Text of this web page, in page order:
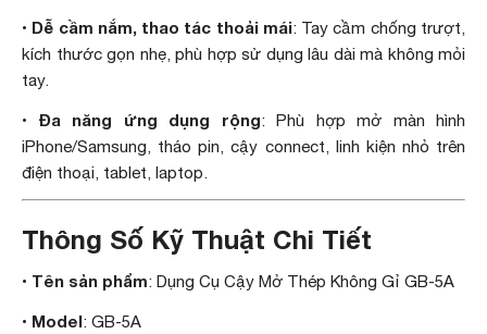
• Dễ cầm nắm, thao tác thoải mái: Tay cầm chống trượt,
kích thước gọn nhẹ, phù hợp sử dụng lâu dài mà không mỏi
tay.
• Đa năng ứng dụng rộng: Phù hợp mở màn hình
iPhone/Samsung, tháo pin, cậy connect, linh kiện nhỏ trên
điện thoại, tablet, laptop.
Thông Số Kỹ Thuật Chi Tiết
• Tên sản phẩm: Dụng Cụ Cậy Mở Thép Không Gỉ GB-5A
• Model: GB-5A